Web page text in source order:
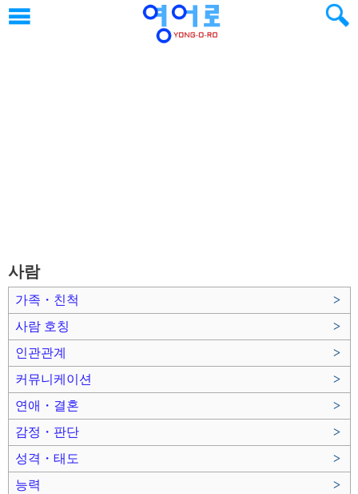
사람
가족・친척
>
사람 호칭
>
인관관계
>
커뮤니케이션
>
연애・결혼
>
감정・판단
>
성격・태도
>
능력
>